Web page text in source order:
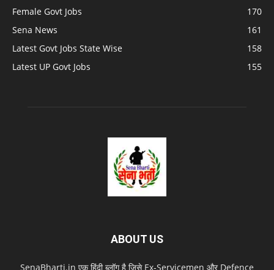
Female Govt Jobs
170
Sena News
161
Latest Govt Jobs State Wise
158
Latest UP Govt Jobs
155
ABOUT US
SenaBharti.in एक हिंदी ब्लॉग है जिसे Ex‑Servicemen और Defence